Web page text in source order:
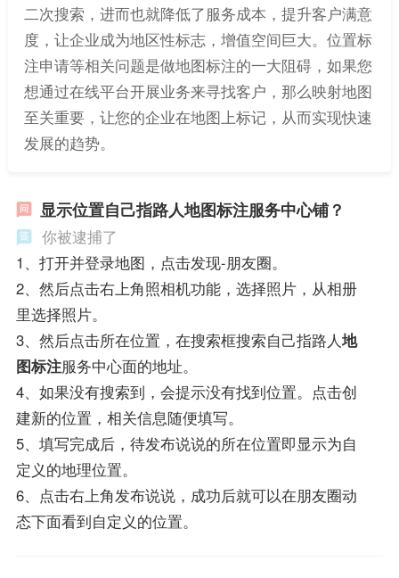
二次搜索，进而也就降低了服务成本，提升客户满意
度，让企业成为地区性标志，增值空间巨大。位置标
注申请等相关问题是做地图标注的一大阻碍，如果您
想通过在线平台开展业务来寻找客户，那么映射地图
至关重要，让您的企业在地图上标记，从而实现快速
发展的趋势。
显示位置自己指路人地图标注服务中心铺？
你被逮捕了
1、打开并登录地图，点击发现-朋友圈。
2、然后点击右上角照相机功能，选择照片，从相册
里选择照片。
3、然后点击所在位置，在搜索框搜索自己指路人地
图标注服务中心面的地址。
4、如果没有搜索到，会提示没有找到位置。点击创
建新的位置，相关信息随便填写。
5、填写完成后，待发布说说的所在位置即显示为自
定义的地理位置。
6、点击右上角发布说说，成功后就可以在朋友圈动
态下面看到自定义的位置。